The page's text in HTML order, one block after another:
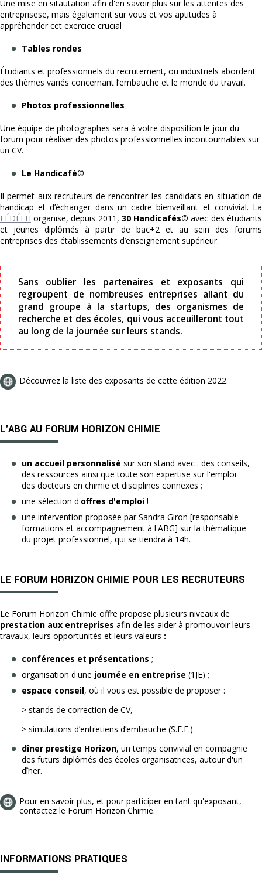
Une mise en sitautation afin d'en savoir plus sur les attentes des
entreprisese, mais également sur vous et vos aptitudes à
appréhender cet exercice crucial
Tables rondes
Étudiants et professionnels du recrutement, ou industriels abordent
des thèmes variés concernant l’embauche et le monde du travail.
Photos professionnelles
Une équipe de photographes sera à votre disposition le jour du
forum pour réaliser des photos professionnelles incontournables sur
un CV.
Le Handicafé©
Il permet aux recruteurs de rencontrer les candidats en situation de
handicap et d’échanger dans un cadre bienveillant et convivial. La
FÉDÉEH organise, depuis 2011, 30 Handicafés© avec des étudiants
et jeunes diplômés à partir de bac+2 et au sein des forums
entreprises des établissements d’enseignement supérieur.
Sans oublier les partenaires et exposants qui
regroupent de nombreuses entreprises allant du
grand groupe à la startups, des organismes de
recherche et des écoles, qui vous acceuilleront tout
au long de la journée sur leurs stands.
Découvrez la liste des exposants de cette édition 2022.
L'ABG AU FORUM HORIZON CHIMIE
un accueil personnalisé sur son stand avec : des conseils,
des ressources ainsi que toute son expertise sur l'emploi
des docteurs en chimie et disciplines connexes ;
une sélection d'offres d'emploi !
une intervention proposée par Sandra Giron [responsable
formations et accompagnement à l'ABG] sur la thématique
du projet professionnel, qui se tiendra à 14h.
LE FORUM HORIZON CHIMIE POUR LES RECRUTEURS
Le Forum Horizon Chimie offre propose plusieurs niveaux de
prestation aux entreprises afin de les aider à promouvoir leurs
travaux, leurs opportunités et leurs valeurs :
conférences et présentations ;
organisation d'une journée en entreprise (1JE) ;
espace conseil, où il vous est possible de proposer :
> stands de correction de CV,
> simulations d’entretiens d’embauche (S.E.E.).
dîner prestige Horizon, un temps convivial en compagnie
des futurs diplômés des écoles organisatrices, autour d'un
dîner.
Pour en savoir plus, et pour participer en tant qu'exposant,
contactez le Forum Horizon Chimie.
INFORMATIONS PRATIQUES